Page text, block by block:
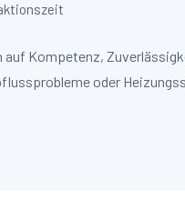
auf Kompetenz,
oder